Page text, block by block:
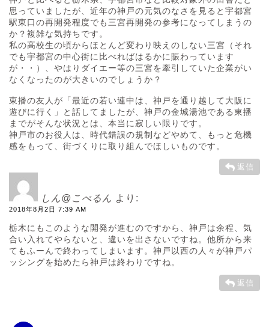
思っていましたが、近年の神戸の元気のなさを見ると宇都宮
駅東口の再開発程度でも三宮再開発の参考になってしまうの
か？複雑な気持ちです。
私の高校生の頃からほとんど変わり映えのしない三宮（それ
でも宇都宮の中心街に比べればはるかに賑わっています
が・・）、やはりダイエー等の三宮を牽引していた企業がい
なくなったのが大きいのでしょうか？
東播の友人が「最近の若い連中は、神戸を通り越して大阪に
遊びに行く」と話してましたが、神戸の金城湯池である東播
までがそんな状況とは、本当に寂しい限りです。
神戸市のお役人は、時代錯誤の規制などやめて、もっと危機
感をもって、街づくりに取り組んでほしいものです。
返信
しん@こべるん より:
2018年8月2日 7:39 AM
栃木にもこのような開発が進むのですから、神戸は余程、気
合い入れてやらないと、違いを出さないですね。他所から来
てもふーんで終わってしまいます。神戸以西の人々が神戸パ
ッシングを始めたら神戸は終わりですね。
返信